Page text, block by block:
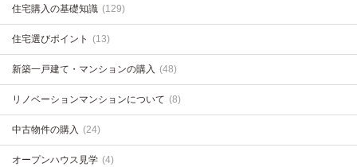
住宅購入の基礎知識 (129)
住宅選びポイント (13)
新築一戸建て・マンションの購入 (48)
リノベーションマンションについて (8)
中古物件の購入 (24)
オープンハウス見学 (4)